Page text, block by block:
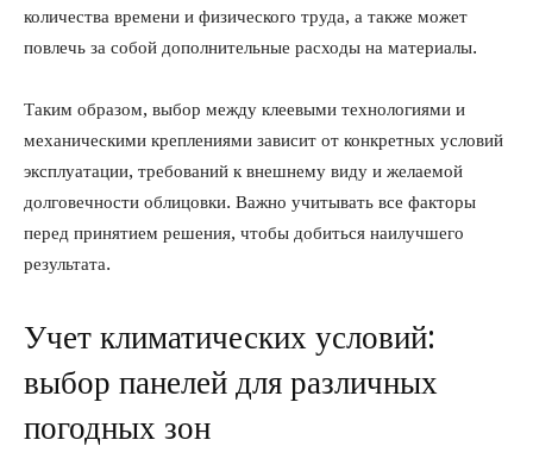
количества времени и физического труда, а также может
повлечь за собой дополнительные расходы на материалы.
Таким образом, выбор между клеевыми технологиями и
механическими креплениями зависит от конкретных условий
эксплуатации, требований к внешнему виду и желаемой
долговечности облицовки. Важно учитывать все факторы
перед принятием решения, чтобы добиться наилучшего
результата.
Учет климатических условий:
выбор панелей для различных
погодных зон